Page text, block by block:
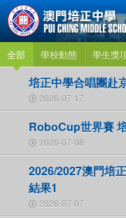
全部 學校動態 學生獎
培正中學合唱團赴
2026-07-17
RoboCup世界賽
2026-07-08
2026/2027澳門培
結果1
2026-07-07